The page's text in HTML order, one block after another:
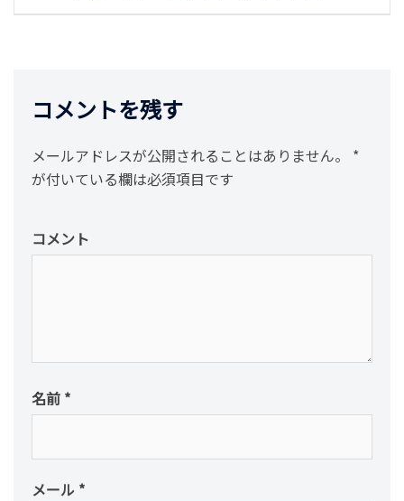
ナ
ン
コメントを残す
メールアドレスが公開されることはありません。
*
が付いている欄は必須項目です
コメント
名前 *
メール *